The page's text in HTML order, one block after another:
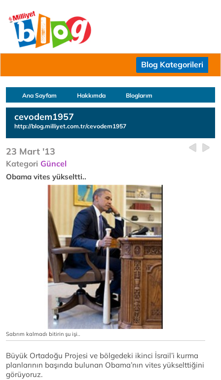
Blog Kategorileri
Ana Sayfam Hakkımda Bloglarım
cevodem1957
http://blog.milliyet.com.tr/cevodem1957
23 Mart '13
Kategori Güncel
Obama vites yükseltti..
Sabrım kalmadı bitirin şu işi..
Büyük Ortadoğu Projesi ve bölgedeki ikinci İsrail’i kurma
planlarının başında bulunan Obama’nın vites yükselttiğini
görüyoruz.